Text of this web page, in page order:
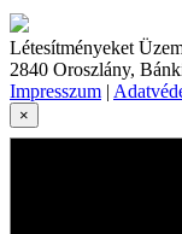
Létesítményeket
2840 Oroszlány,
Impresszum |
×